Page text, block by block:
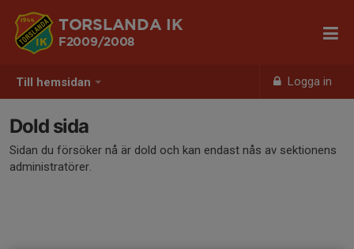
Till hemsidan Logga in
TORSLANDA IK
F2009/2008
Dold sida
Sidan du försöker nå är dold och kan endast nås av sektionens
administratörer.